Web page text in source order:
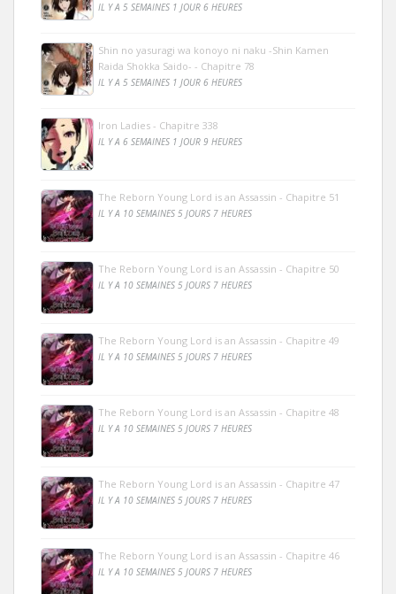
IL Y A 5 SEMAINES 1 JOUR 6 HEURES
Shin no yasuragi wa konoyo ni naku -Shin Kamen
Raida Shokka Saido- - Chapitre 78
IL Y A 5 SEMAINES 1 JOUR 6 HEURES
Iron Ladies - Chapitre 338
IL Y A 6 SEMAINES 1 JOUR 9 HEURES
The Reborn Young Lord is an Assassin - Chapitre 51
IL Y A 10 SEMAINES 5 JOURS 7 HEURES
The Reborn Young Lord is an Assassin - Chapitre 50
IL Y A 10 SEMAINES 5 JOURS 7 HEURES
The Reborn Young Lord is an Assassin - Chapitre 49
IL Y A 10 SEMAINES 5 JOURS 7 HEURES
The Reborn Young Lord is an Assassin - Chapitre 48
IL Y A 10 SEMAINES 5 JOURS 7 HEURES
The Reborn Young Lord is an Assassin - Chapitre 47
IL Y A 10 SEMAINES 5 JOURS 7 HEURES
The Reborn Young Lord is an Assassin - Chapitre 46
IL Y A 10 SEMAINES 5 JOURS 7 HEURES